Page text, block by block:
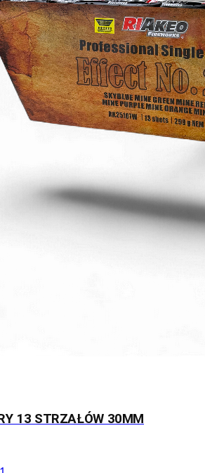
13 STRZAŁÓW 30MM